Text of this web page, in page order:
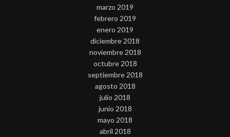
marzo 2019
febrero 2019
enero 2019
diciembre 2018
noviembre 2018
octubre 2018
septiembre 2018
agosto 2018
julio 2018
junio 2018
mayo 2018
abril 2018